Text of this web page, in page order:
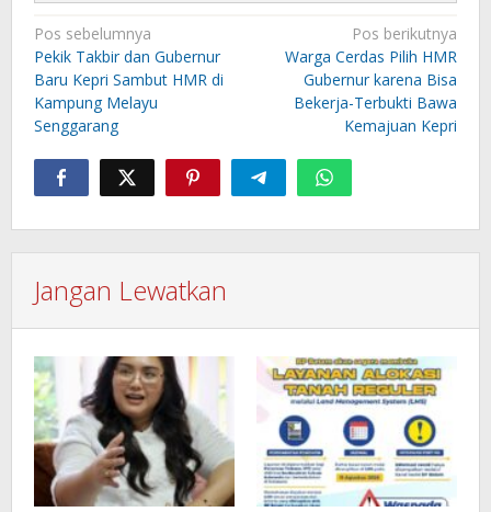
Navigasi
pos
Pos sebelumnya
Pekik Takbir dan Gubernur
Baru Kepri Sambut HMR di
Kampung Melayu
Senggarang
Pos berikutnya
Warga Cerdas Pilih HMR
Gubernur karena Bisa
Bekerja-Terbukti Bawa
Kemajuan Kepri
Jangan Lewatkan